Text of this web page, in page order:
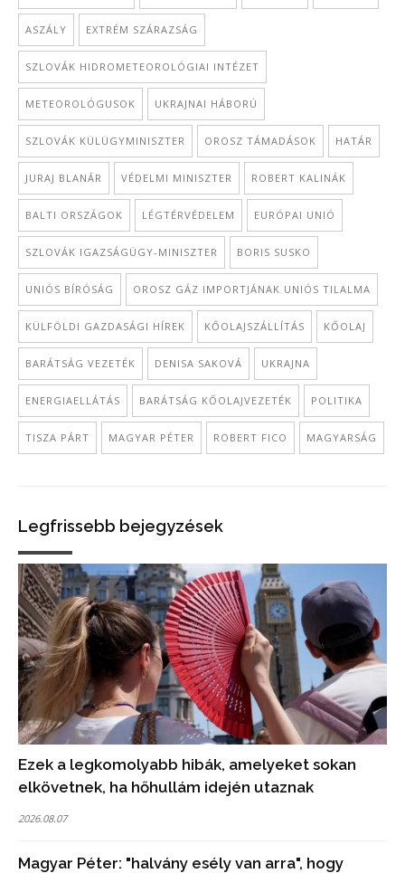
ASZÁLY EXTRÉM SZÁRAZSÁG
SZLOVÁK HIDROMETEOROLÓGIAI INTÉZET
METEOROLÓGUSOK UKRAJNAI HÁBORÚ
SZLOVÁK KÜLÜGYMINISZTER OROSZ TÁMADÁSOK HATÁR
JURAJ BLANÁR VÉDELMI MINISZTER ROBERT KALINÁK
BALTI ORSZÁGOK LÉGTÉRVÉDELEM EURÓPAI UNIÓ
SZLOVÁK IGAZSÁGÜGY-MINISZTER BORIS SUSKO
UNIÓS BÍRÓSÁG OROSZ GÁZ IMPORTJÁNAK UNIÓS TILALMA
KÜLFÖLDI GAZDASÁGI HÍREK KŐOLAJSZÁLLÍTÁS KŐOLAJ
BARÁTSÁG VEZETÉK DENISA SAKOVÁ UKRAJNA
ENERGIAELLÁTÁS BARÁTSÁG KŐOLAJVEZETÉK POLITIKA
TISZA PÁRT MAGYAR PÉTER ROBERT FICO MAGYARSÁG
Legfrissebb bejegyzések
Ezek a legkomolyabb hibák, amelyeket sokan
elkövetnek, ha hőhullám idején utaznak
2026.08.07
Magyar Péter: "halvány esély van arra", hogy